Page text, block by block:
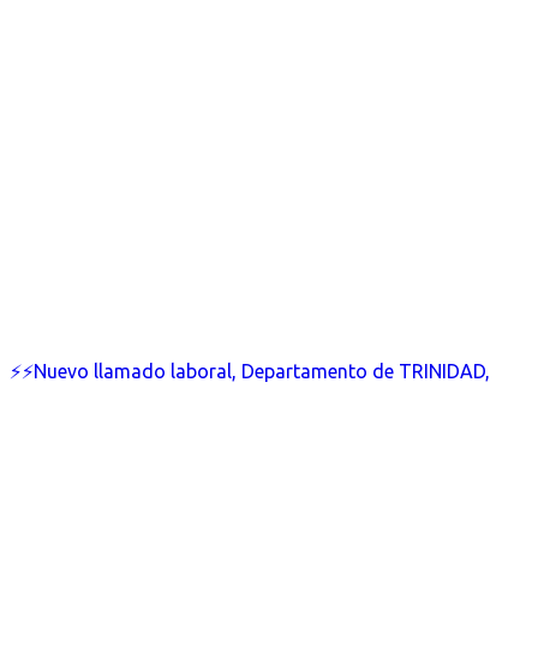
⚡⚡Nuevo llamado laboral, Departamento de TRINIDAD,